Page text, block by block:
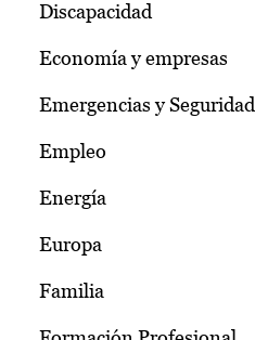
Discapacidad
Economía y empresas
Emergencias y Seguridad
Empleo
Energía
Europa
Familia